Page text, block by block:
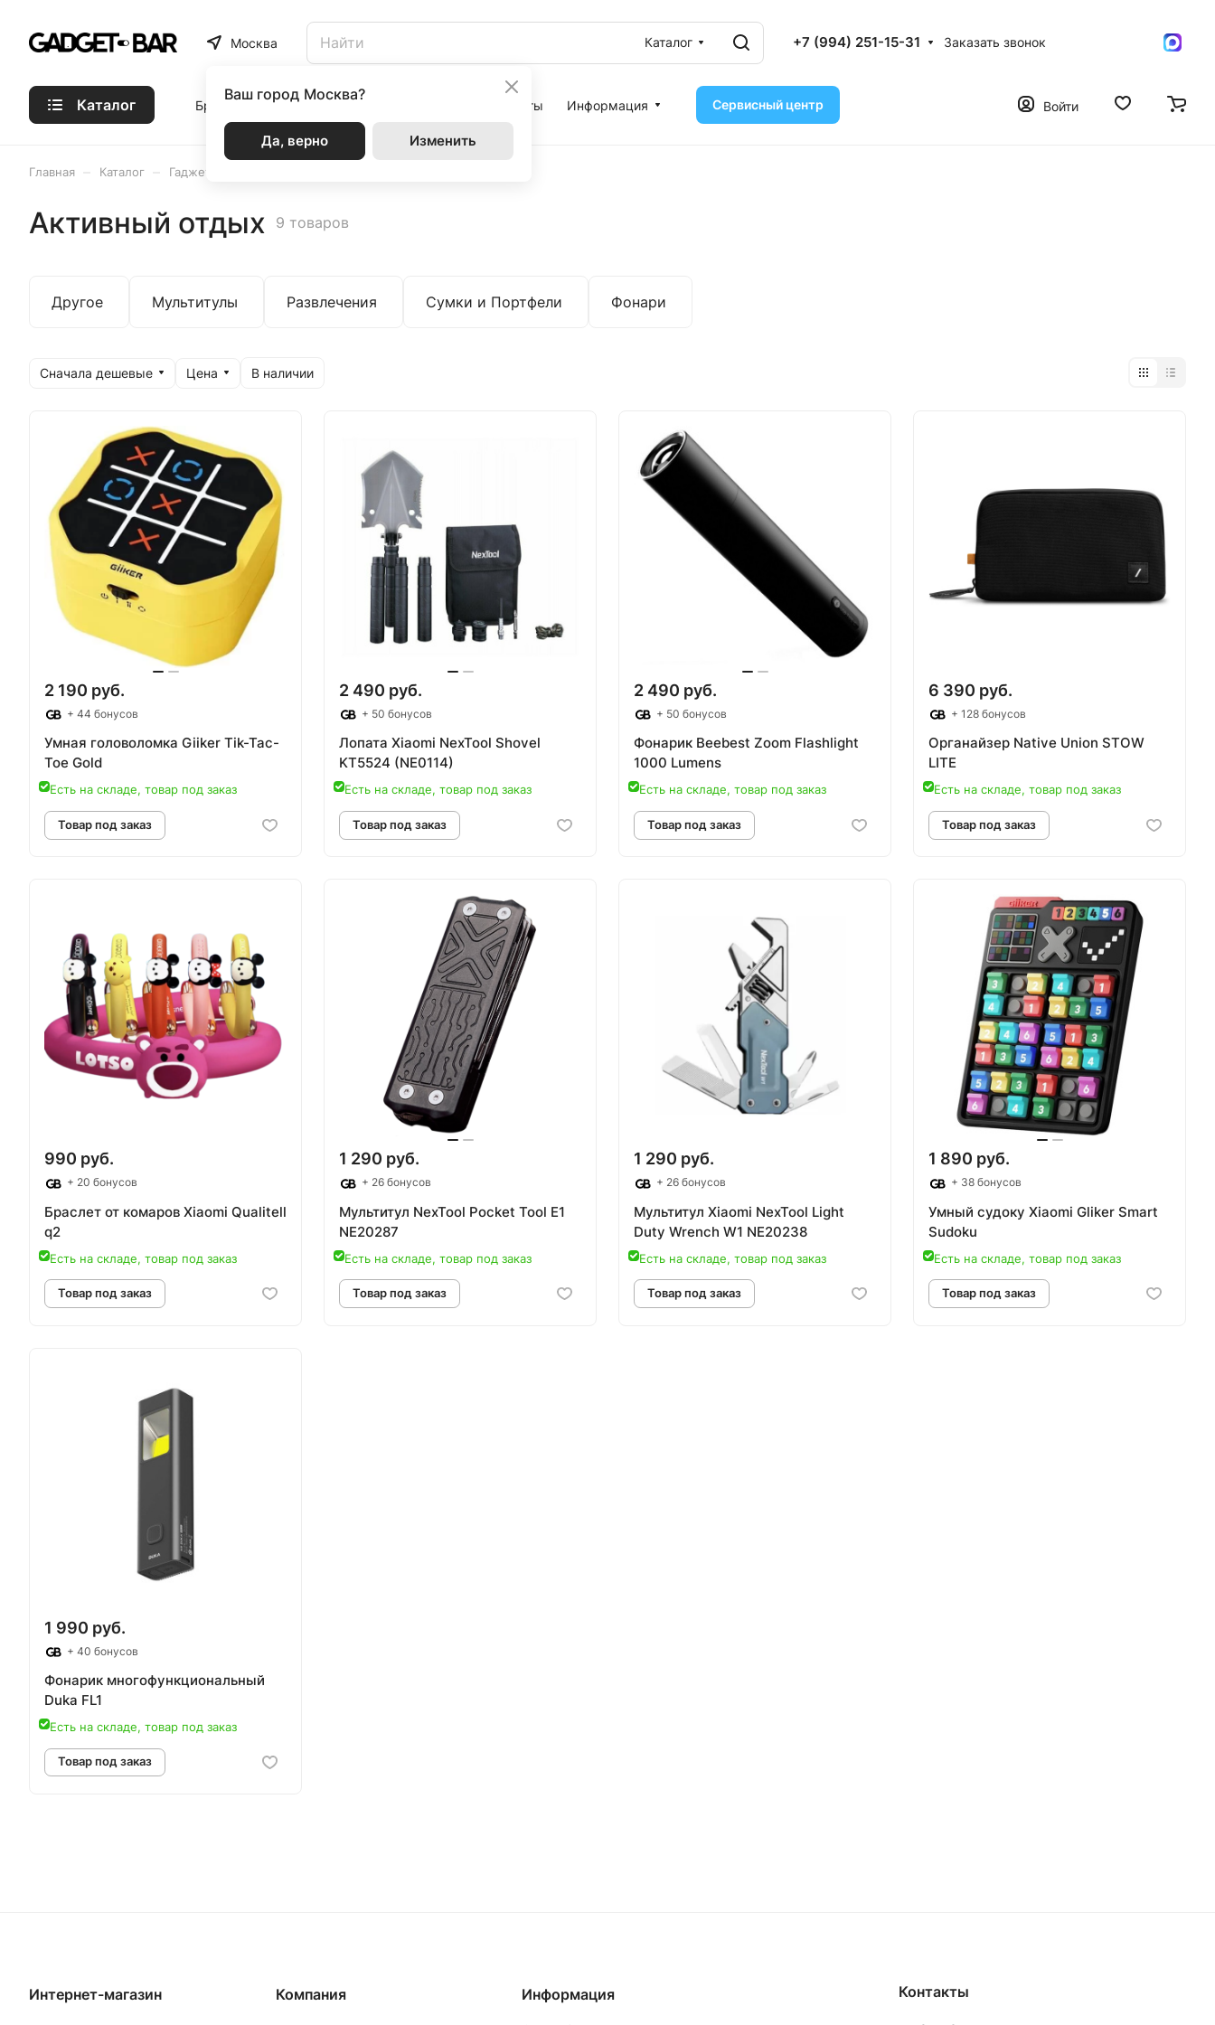
Москва
Ваш город Москва?
Да, верно Изменить
Каталог +7 (994) 251-15-31 Заказать звонок
Каталог Бренды Статьи Акции Контакты Информация Сервисный центр Войти
Главная Каталог Гаджеты
Активный отдых 9 товаров
Другое Мультитулы Развлечения Сумки и Портфели Фонари
Сначала дешевые Цена В наличии
2 190 руб.
+ 44 бонусов
Умная головоломка Giiker Tik-Tac-
Toe Gold
Есть на складе, товар под заказ
2 490 руб.
+ 50 бонусов
Лопата Xiaomi NexTool Shovel
KT5524 (NE0114)
Есть на складе, товар под заказ
Товар под заказ
2 490 руб.
+ 50 бонусов
Фонарик Beebest Zoom Flashlight
1000 Lumens
Есть на складе, товар под заказ
Товар под заказ
6 390 руб.
+ 128 бонусов
Органайзер Native Union STOW
LITE
Есть на складе, товар под заказ
Товар под заказ
990 руб.
+ 20 бонусов
Браслет от комаров Xiaomi Qualitell
q2
Есть на складе, товар под заказ
Товар под заказ
1 290 руб.
+ 26 бонусов
Мультитул NexTool Pocket Tool E1
NE20287
Есть на складе, товар под заказ
1 290 руб.
+ 26 бонусов
Мультитул Xiaomi NexTool Light
Duty Wrench W1 NE20238
Есть на складе, товар под заказ
1 890 руб.
+ 38 бонусов
Умный судоку Xiaomi Gliker Smart
Sudoku
Есть на складе, товар под заказ
1 990 руб.
+ 40 бонусов
Фонарик многофункциональный
Duka FL1
Есть на складе, товар под заказ
Интернет-магазин Компания Информация Контакты